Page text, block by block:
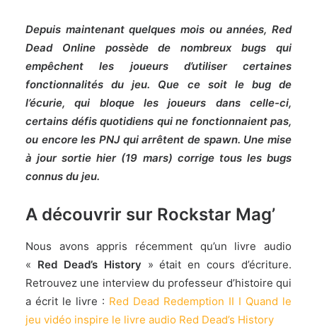
Depuis maintenant quelques mois ou années, Red
Dead Online possède de nombreux bugs qui
empêchent les joueurs d’utiliser certaines
fonctionnalités du jeu. Que ce soit le bug de
l’écurie, qui bloque les joueurs dans celle-ci,
certains défis quotidiens qui ne fonctionnaient pas,
ou encore les PNJ qui arrêtent de spawn. Une mise
à jour sortie hier (19 mars) corrige tous les bugs
connus du jeu.
A découvrir sur Rockstar Mag’
Nous avons appris récemment qu’un livre audio
« Red Dead’s History » était en cours d’écriture.
Retrouvez une interview du professeur d’histoire qui
a écrit le livre : Red Dead Redemption II I Quand le
jeu vidéo inspire le livre audio Red Dead’s History